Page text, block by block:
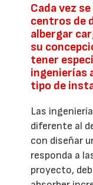
Cada vez
centros de
albergar
su
tener
ingenierías
tipo de
Las
diferente al
con diseñar
responda a
proyecto,